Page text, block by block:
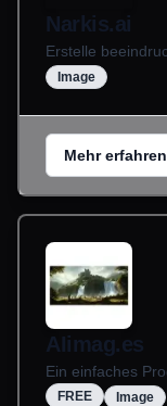
Narkis.ai
Erstelle
Image
Mehr erfahren
AIimag.es
Ein einfaches
FREE Image